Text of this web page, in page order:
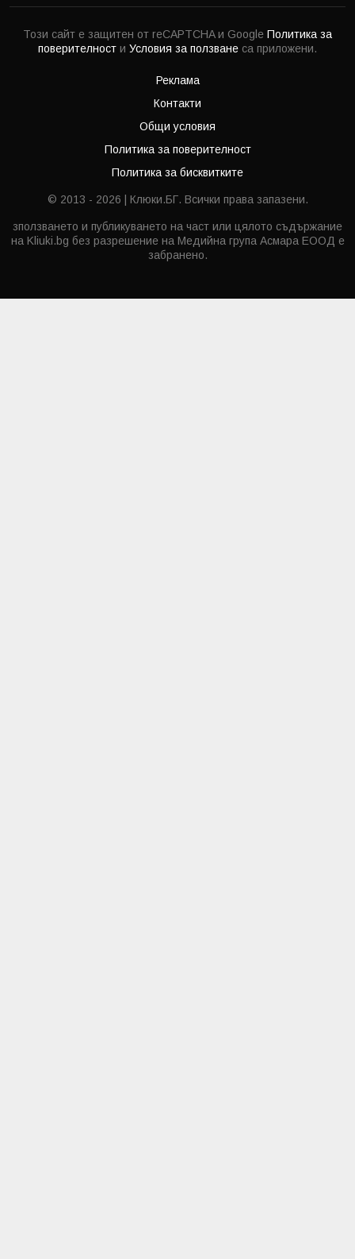
Този сайт е защитен от reCAPTCHA и Google Политика за
поверителност и Условия за ползване са приложени.
Реклама
Контакти
Общи условия
Политика за поверителност
Политика за бисквитките
© 2013 - 2026 | Клюки.БГ. Всички права запазени.
зползването и публикуването на част или цялото съдържание
на Kliuki.bg без разрешение на Медийна група Асмара ЕООД е
забранено.